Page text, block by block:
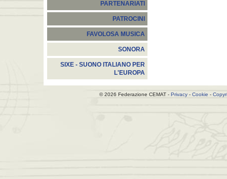
PARTENARIATI
PATROCINI
FAVOLOSA MUSICA
SONORA
SIXE - SUONO ITALIANO PER
L'EUROPA
© 2026 Federazione CEMAT - Privacy- Cookie -